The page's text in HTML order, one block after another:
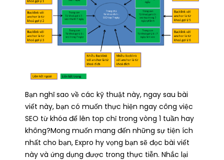
Bạn nghĩ sao về các kỹ thuật này, ngay sau bài
viết này, bạn có muốn thực hiện ngay công việc
SEO từ khóa để lên top chỉ trong vòng 1 tuần hay
không?Mong muốn mang đến những sự tiện ích
nhất cho bạn, Expro hy vọng bạn sẽ đọc bài viết
này và ứng dụng được trong thực tiễn. Nhắc lại